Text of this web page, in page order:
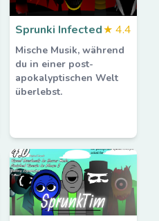
Sprunki Infected★ 4.4
Mische Musik, während
du in einer post-
apokalyptischen Welt
überlebst.